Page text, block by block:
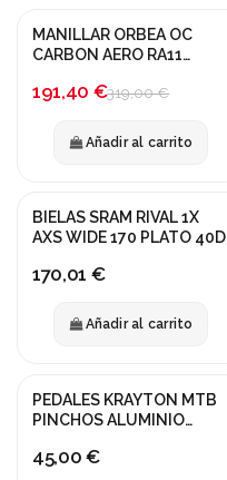
¡En oferta!
MANILLAR ORBEA OC
CARBON AERO RA11
191,40 €319,00 €
Añadir al carrito
BIELAS SRAM RIVAL 1X
AXS WIDE 170 PLATO 40D
170,01 €
Añadir al carrito
PEDALES KRAYTON MTB
PINCHOS ALUMINIO
45,00 €